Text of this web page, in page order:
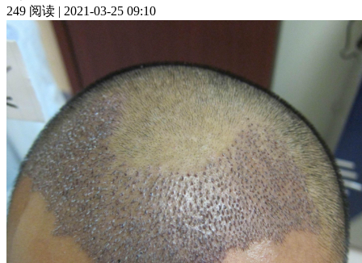
249 阅读 | 2021-03-25 09:10